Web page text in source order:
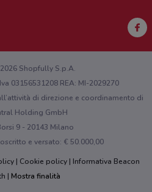
o sull'app?
Shopfully S.p.A.
03156531208 REA: MI-2029270
di direzione e coordinamento di
Holding GmbH
9 - 20143 Milano
e versato: € 50.000,00
Cookie policy
Informativa Beacon
Mostra finalità